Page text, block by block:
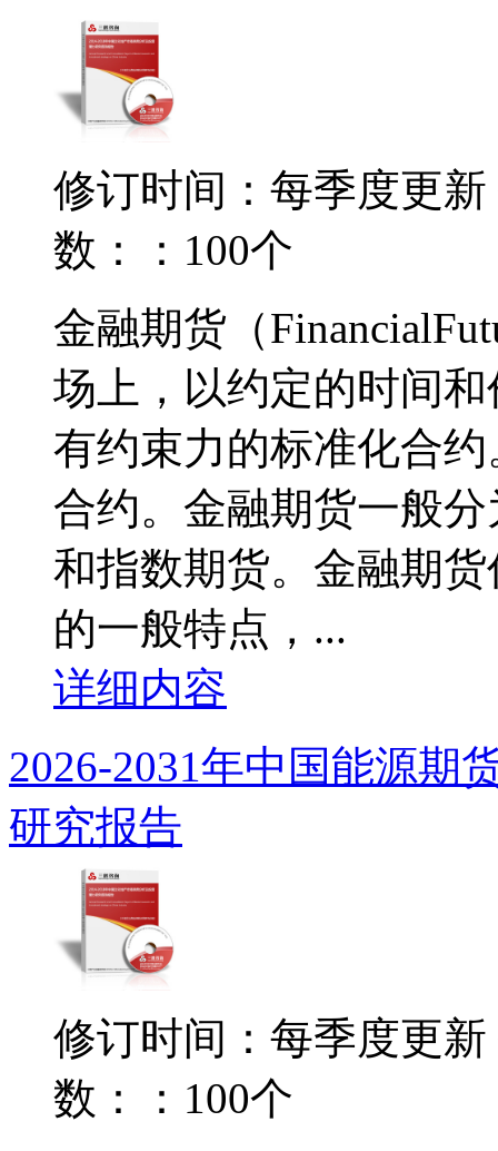
修订时间：每季度更新
数：：100个
金融期货（
场上，以约定的时间
有约束力的标准化合
合约。金融期货一般
和指数期货。金融期
的一般特点，...
详细内容
2026-2031年中国能源期
研究报告
修订时间：每季度更新
数：：100个